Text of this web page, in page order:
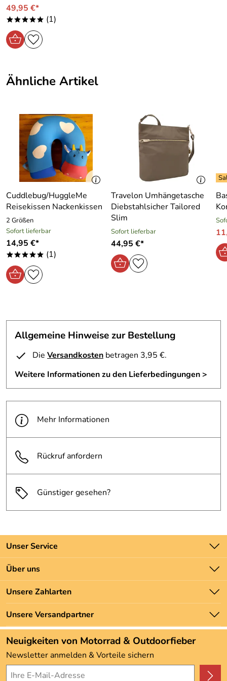
49,95 €*
***** (1)
Ähnliche Artikel
Cuddlebug/HuggleMe
Reisekissen Nackenkissen
2 Größen
Sofort lieferbar
14,95 €*
***** (1)
Travelon Umhängetasche
Diebstahlsicher Tailored
Slim
Sofort lieferbar
44,95 €*
Allgemeine Hinweise zur Bestellung
Die Versandkosten betragen 3,95 €.
Weitere Informationen zu den Lieferbedingungen >
Mehr Informationen
Rückruf anfordern
Günstiger gesehen?
Unser Service
Kontakt
Batteriegesetz
Newsletter
Zahlung und Versand
Über uns
Unsere Bestseller
Marken
Neu
Angebote
Kundenbewertungen (3.492)
4,9/5*****
Unsere Zahlarten
Unsere Versandpartner
Neuigkeiten von Motorrad & Outdoorfieber
Newsletter anmelden & Vorteile sichern